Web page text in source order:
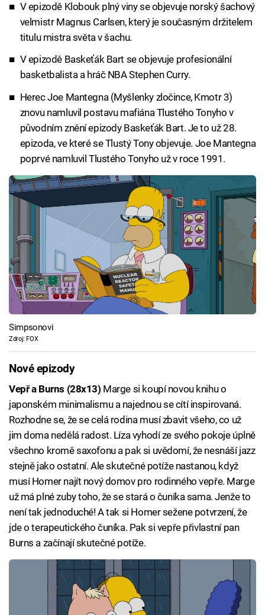
V epizodě Klobouk plný viny se objevuje norský šachový
velmistr Magnus Carlsen, který je současným držitelem
titulu mistra světa v šachu.
V epizodě Baskeťák Bart se objevuje profesionální
basketbalista a hráč NBA Stephen Curry.
Herec Joe Mantegna (Myšlenky zločince, Kmotr 3)
znovu namluvil postavu mafiána Tlustého Tonyho v
původním znění epizody Baskeťák Bart. Je to už 28.
epizoda, ve které se Tlustý Tony objevuje. Joe Mantegna
poprvé namluvil Tlustého Tonyho už v roce 1991.
Simpsonovi
Zdroj: FOX
Nové epizody
Vepř a Burns (28x13) Marge si koupí novou knihu o
japonském minimalismu a najednou se cítí inspirovaná.
Rozhodne se, že se celá rodina musí zbavit všeho, co už
jim doma nedělá radost. Líza vyhodí ze svého pokoje úplně
všechno kromě saxofonu a pak si uvědomí, že nesnáší jazz
stejně jako ostatní. Ale skutečné potíže nastanou, když
musí Homer najít nový domov pro rodinného vepře. Marge
už má plné zuby toho, že se stará o čuníka sama. Jenže to
není tak jednoduché! A tak si Homer sežene potvrzení, že
jde o terapeutického čuníka. Pak si vepře přivlastní pan
Burns a začínají skutečné potíže.